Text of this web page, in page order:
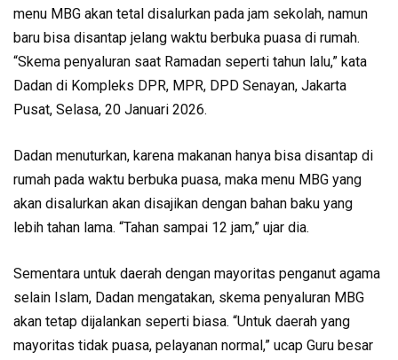
menu MBG akan tetal disalurkan pada jam sekolah, namun
baru bisa disantap jelang waktu berbuka puasa di rumah.
“Skema penyaluran saat Ramadan seperti tahun lalu,” kata
Dadan di Kompleks DPR, MPR, DPD Senayan, Jakarta
Pusat, Selasa, 20 Januari 2026.
Dadan menuturkan, karena makanan hanya bisa disantap di
rumah pada waktu berbuka puasa, maka menu MBG yang
akan disalurkan akan disajikan dengan bahan baku yang
lebih tahan lama. “Tahan sampai 12 jam,” ujar dia.
Sementara untuk daerah dengan mayoritas penganut agama
selain Islam, Dadan mengatakan, skema penyaluran MBG
akan tetap dijalankan seperti biasa. “Untuk daerah yang
mayoritas tidak puasa, pelayanan normal,” ucap Guru besar